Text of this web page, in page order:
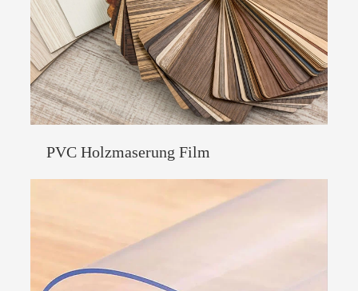
PVC Holzmaserung Film